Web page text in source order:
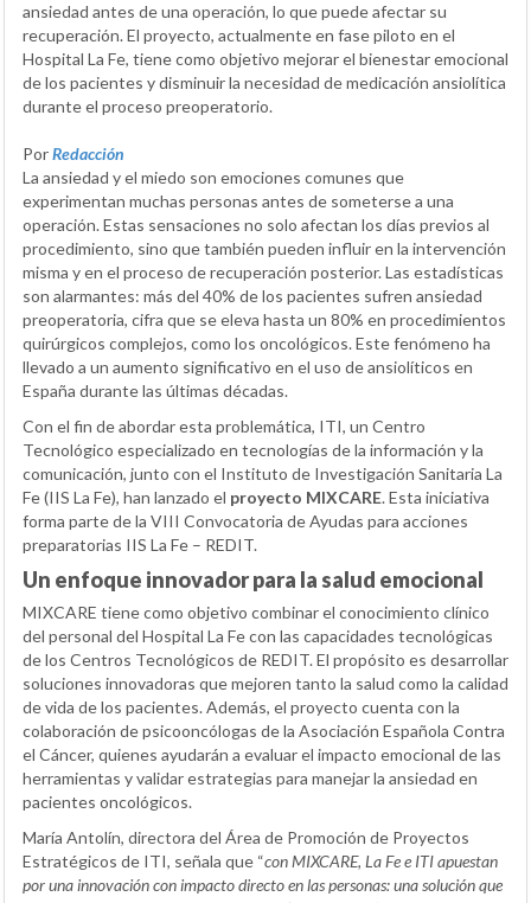
ansiedad antes de una operación, lo que puede afectar su
recuperación. El proyecto, actualmente en fase piloto en el
Hospital La Fe, tiene como objetivo mejorar el bienestar emocional
de los pacientes y disminuir la necesidad de medicación ansiolítica
durante el proceso preoperatorio.
PorRedacción
La ansiedad y el miedo son emociones comunes que
experimentan muchas personas antes de someterse a una
operación. Estas sensaciones no solo afectan los días previos al
procedimiento, sino que también pueden influir en la intervención
misma y en el proceso de recuperación posterior. Las estadísticas
son alarmantes: más del 40% de los pacientes sufren ansiedad
preoperatoria, cifra que se eleva hasta un 80% en procedimientos
quirúrgicos complejos, como los oncológicos. Este fenómeno ha
llevado a un aumento significativo en el uso de ansiolíticos en
España durante las últimas décadas.
Con el fin de abordar esta problemática, ITI, un Centro
Tecnológico especializado en tecnologías de la información y la
comunicación, junto con el Instituto de Investigación Sanitaria La
Fe (IIS La Fe), han lanzado el proyecto MIXCARE. Esta iniciativa
forma parte de la VIII Convocatoria de Ayudas para acciones
preparatorias IIS La Fe – REDIT.
Un enfoque innovador para la salud emocional
MIXCARE tiene como objetivo combinar el conocimiento clínico
del personal del Hospital La Fe con las capacidades tecnológicas
de los Centros Tecnológicos de REDIT. El propósito es desarrollar
soluciones innovadoras que mejoren tanto la salud como la calidad
de vida de los pacientes. Además, el proyecto cuenta con la
colaboración de psicooncólogas de la Asociación Española Contra
el Cáncer, quienes ayudarán a evaluar el impacto emocional de las
herramientas y validar estrategias para manejar la ansiedad en
pacientes oncológicos.
María Antolín, directora del Área de Promoción de Proyectos
Estratégicos de ITI, señala que “con MIXCARE, La Fe e ITI apuestan
por una innovación con impacto directo en las personas: una solución que